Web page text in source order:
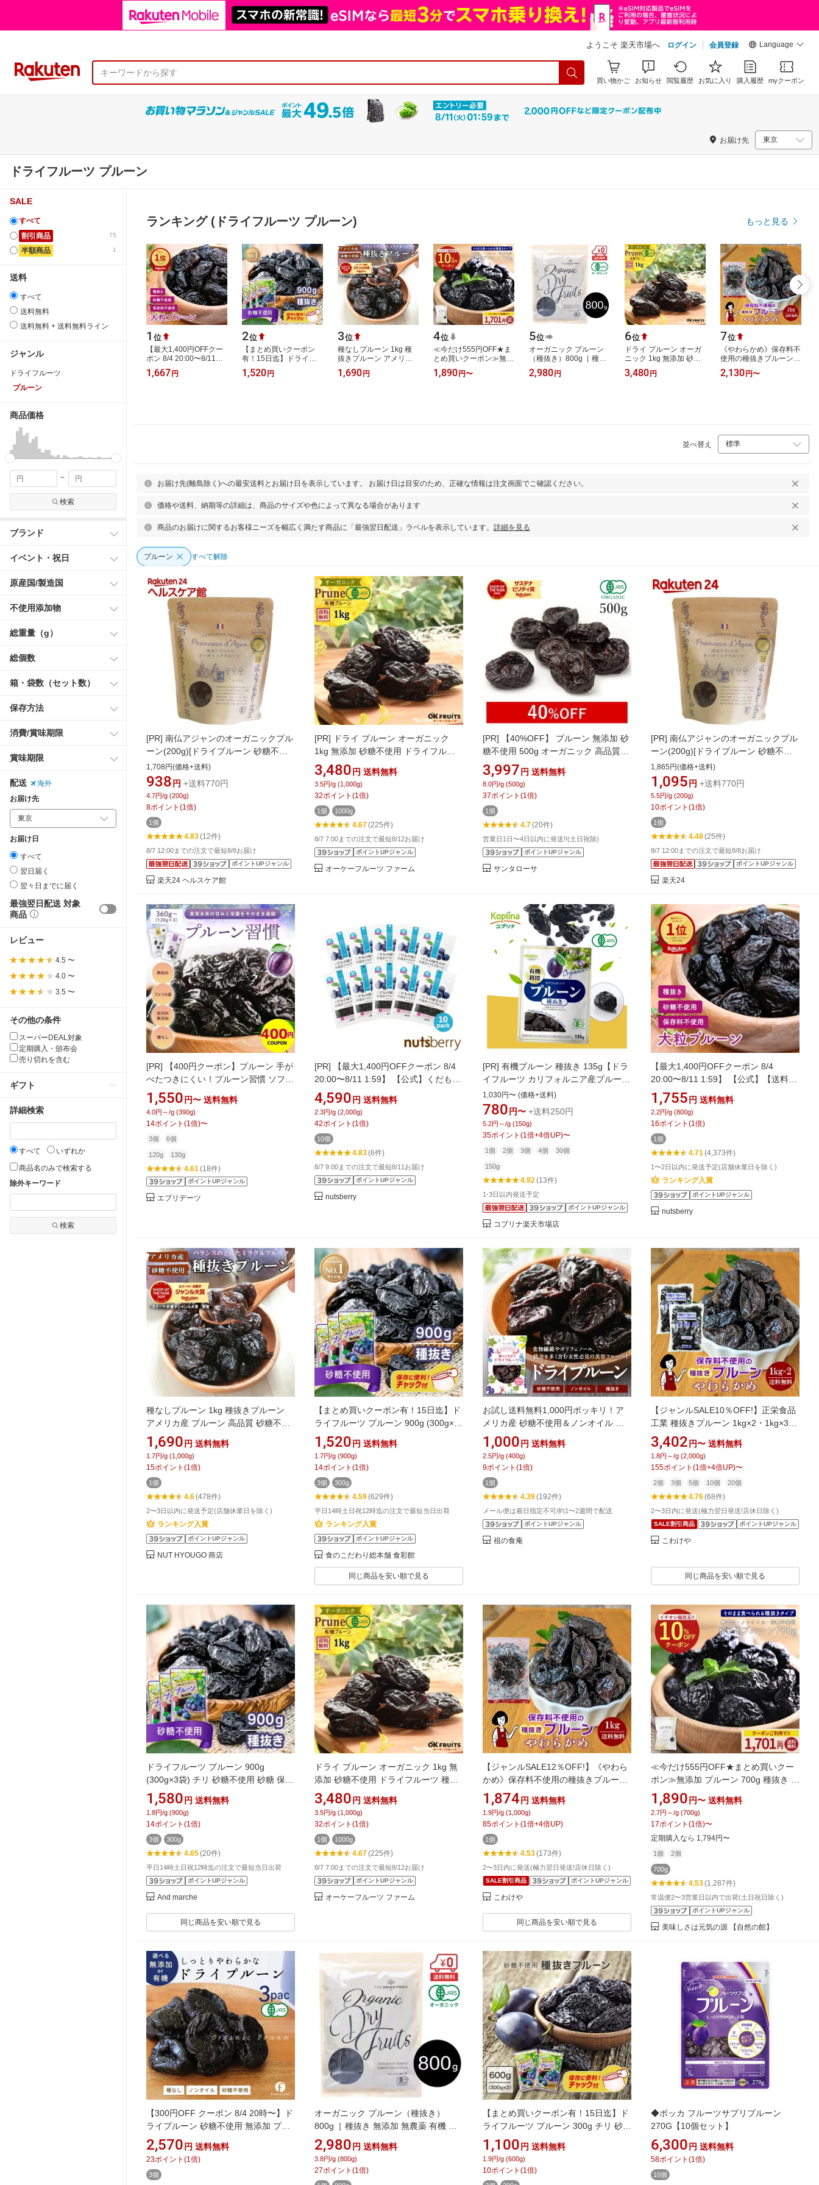
ようこそ 楽天市場へ ログイン 会員登録 Language
買い物かご お知らせ 閲覧履歴 お気に入り 購入履歴 myクーポン
お届け先
ドライフルーツ プルーン
SALE
すべて
75
割引商品
1
半額商品
送料
すべて
送料無料
送料無料 + 送料無料ライン
ジャンル
ドライフルーツ
プルーン
商品価格
~
検索
ブランド
イベント・祝日
原産国/製造国
不使用添加物
総重量（g）
総個数
箱・袋数（セット数）
保存方法
消費/賞味期限
賞味期限
配送
海外
お届け先
お届け日
すべて
翌日届く
翌々日までに届く
最強翌日配送 対象
商品
レビュー
4.5 〜
4.0 〜
3.5 〜
その他の条件
スーパーDEAL対象
定期購入・頒布会
売り切れを含む
ギフト
詳細検索
すべて
いずれか
商品名のみで検索する
除外キーワード
検索
ランキング (ドライフルーツ プルーン) もっと見る
1 位
【最大1,400円OFFクー
ポン 8/4 20:00〜8/11
1:59】 【公式】【送料
無料】 種抜き 大粒プル
1,667 円
2位
【まとめ買いクーポン
有！15日迄】ドライフ
ルーツ プルーン 900g
(300g×3袋) チリ 砂糖不
1,520 円
3位
種なしプルーン 1kg 種
抜きプルーン アメリカ
産 プルーン 高品質 砂糖
不使用 プレミアムアメ
1,690 円
4位
≪今だけ555円OFF★ま
とめ買いクーポン≫無添
加 プルーン 700g 種抜き
チャック付き袋 送料無
1,890 円〜
5位
オーガニック プルーン
（種抜き）800g［ 種抜
き 無添加 無農薬 有機 ド
ライフルーツ ドライプ
2,980 円
6位
ドライ プルーン オーガ
ニック 1kg 無添加 砂糖
不使用 ドライフルーツ
種抜き 無添加 砂糖不使
3,480 円
7位
《やわらかめ》保存料不
使用の種抜きプルーン
1kg・1kg×4／チャック
付袋 ソルビン酸K無添加
2,130 円〜
並べ替え
お届け先(離島除く)への最安送料とお届け日を表示しています。 お届け日は目安のため、正確な情報は注文画面でご確認ください。
価格や送料、納期等の詳細は、商品のサイズや色によって異なる場合があります
商品のお届けに関するお客様ニーズを幅広く満たす商品に「最強翌日配送」ラベルを表示しています。 詳細を見る
プルーン すべて解除
[PR] 南仏アジャンのオーガニックプル
ーン(200g)[ドライプルーン 砂糖不使
用]
1,708円(価格+送料)
938 円 +送料770円
4.7円/g (200g)
8ポイント (1倍)
1個
4.83(12件)
8/7 12:00までの注文で最短8/8お届け
ポイントUPジャンル
楽天24 ヘルスケア館
[PR]
ドライ プルーン オーガニック
1kg 無添加 砂糖不使用 ドライフルー
ツ 種抜き 無添加 砂糖不使用 送料無料
ノンオイル 種無し 有機プルーン ドラ
イフルーツ 食物繊維 製菓 製パン 材料
おやつ 新鮮 オーケーフルーツ
3,480 円 送料無料
3.5円/g (1,000g)
32ポイント (1倍)
1個 1000g
4.67(225件)
8/7 7:00までの注文で最短8/12お届け
ポイントUPジャンル
オーケーフルーツ ファーム
[PR]
【40%OFF】 プルーン 無添加 砂
糖不使用 500g オーガニック 高品質
(酸化防止剤不使用 香料不使用 防腐剤
不使用 着色料不使用 無漂白 ノンオイ
ル) 有機JASドライプルーン ドライフ
ルーツ ドライプラム 種抜き ヴィーガ
ン 非常食 保存食 防災食 大容量
3,997 円 送料無料
8.0円/g (500g)
37ポイント (1倍)
1個
4.7(20件)
営業日1日〜4日以内に発送!!(土日祝除)
ポイントUPジャンル
サンタローサ
[PR] 南仏アジャンのオーガニックプル
ーン(200g)[ドライプルーン 砂糖不使
用]
1,865円(価格+送料)
1,095 円 +送料770円
5.5円/g (200g)
10ポイント (1倍)
1個
4.48(25件)
8/7 12:00までの注文で最短8/8お届け
ポイントUPジャンル
楽天24
[PR]
【400円クーポン】プルーン 手が
べたつきにくい！プルーン習慣 ソフト
タイプ 120g ハードタイプ 130g 無加
水 硬め《 ドライフルーツ 種抜き カリ
フォルニア産 砂糖不使用 鉄分補給 無
添加 無着色 保存料不使用 食物繊維 》
1,550 円〜 送料無料
4.0円～/g (390g)
14ポイント (1倍)〜
3個 6個
120g 130g
4.61(18件)
ポイントUPジャンル
エブリデーツ
[PR]
【最大1,400円OFFクーポン 8/4
20:00〜8/11 1:59】 【公式】くだもの
屋さんの種抜きソフトプルーン 200g
× 10袋 保存料・砂糖不使用 アメリカ
産 カリフォルニア産 ドライフルーツ
プルーン 種抜き 大粒 nutsberry ナッツ
ベリー
4,590 円 送料無料
2.3円/g (2,000g)
42ポイント (1倍)
10個
4.83(6件)
8/7 9:00までの注文で最短8/11お届け
ポイントUPジャンル
nutsberry
[PR] 有機プルーン 種抜き 135g【ドラ
イフルーツ カリフォルニア産プルーン
砂糖・保存料不使用 食物繊維 ビタミ
ンA 鉄 カルシウム オーガニック JAS
健康食品 ストック 備え コプリナ】
1,030円〜 (価格+送料)
780 円〜 +送料250円
5.2円～/g (150g)
35ポイント (1倍+4倍UP)〜
1個 2個 3個 4個 30個
150g
4.92(13件)
1-3日以内発送予定
ポイントUPジャンル
コプリナ楽天市場店
【最大1,400円OFFクーポン 8/4
20:00〜8/11 1:59】 【公式】【送料無
料】 種抜き 大粒プルーン 800g ドライ
フルーツ アメリカ産 保存料不使用 砂
糖不使用 業務用 チャック付き 国内製
造 保存料無添加 オイルコートなし ヨ
ーグルト 鉄分
1,755 円 送料無料
2.2円/g (800g)
16ポイント (1倍)
1個
4.71(4,373件)
1〜2日以内に発送予定(店舗休業日を除く)
ランキング入賞
ポイントUPジャンル
nutsberry
種なしプルーン 1kg 種抜きプルーン
アメリカ産 プルーン 高品質 砂糖不使
用 プレミアムアメリカ産プルーン使
用 大人気！ドライフルーツ ミラクル
フルーツ おやつ 健康【送料無料】
1,690 円 送料無料
1.7円/g (1,000g)
15ポイント (1倍)
1個
4.6(478件)
2〜3日以内に発送予定(店舗休業日を除く)
ランキング入賞
ポイントUPジャンル
NUT HYOUGO 商店
【まとめ買いクーポン有！15日迄】ド
ライフルーツ プルーン 900g (300g×3
袋) チリ 砂糖不使用 砂糖 保存料 不使
用 無添加 種抜き 種なし 食べやすい 種
抜きプルーン 大容量 まとめ買い 業務
用 ヨーグルト シリアル トッピング 朝
食 おやつ 間食 * 【メール便】
1,520 円 送料無料
1.7円/g (900g)
14ポイント (1倍)
3個 300g
4.59(629件)
平日14時土日祝12時迄の注文で最短当日出荷
ランキング入賞
ポイントUPジャンル
食のこだわり総本舗 食彩館
同じ商品を安い順で見る
お試し送料無料1,000円ポッキリ！ア
メリカ産 砂糖不使用＆ノンオイル 種
なしドライプルーン400g ドライフル
ーツ よりどりまとめ買いクーポン対象
商品！【受賞記念セール】
1,000 円 送料無料
2.5円/g (400g)
9ポイント (1倍)
1個
4.39(192件)
メール便は着日指定不可/約1〜2週間で配送
ポイントUPジャンル
祖の食庵
【ジャンルSALE10％OFF!】正栄食品
工業 種抜きプルーン 1kg×2・1kg×3・
1kg×5・1kg×10・1kg×20
3,402 円〜 送料無料
1.8円～/g (2,000g)
155ポイント (1倍+4倍UP)〜
2個 3個 5個 10個 20個
4.76(68件)
2〜3日内に発送(極力翌日発送!店休日除く)
SALE割引商品 ポイントUPジャンル
こわけや
同じ商品を安い順で見る
ドライフルーツ プルーン 900g
(300g×3袋) チリ 砂糖不使用 砂糖 保存
料 不使用 無添加 種抜き 種なし 食べや
すい 種抜きプルーン 大容量 まとめ買
い 業務用 ヨーグルト トッピング 朝食
おやつ デザート * 【メール便】
1,580 円 送料無料
1.8円/g (900g)
14ポイント (1倍)
3個 300g
4.65(20件)
平日14時土日祝12時迄の注文で最短当日出荷
ポイントUPジャンル
And marche
同じ商品を安い順で見る
ドライ プルーン オーガニック 1kg 無
添加 砂糖不使用 ドライフルーツ 種抜
き 無添加 砂糖不使用 送料無料 ノンオ
イル 種無し 有機プルーン ドライフル
ーツ 食物繊維 製菓 製パン 材料 おやつ
新鮮 オーケーフルーツ
3,480 円 送料無料
3.5円/g (1,000g)
32ポイント (1倍)
1個 1000g
4.67(225件)
8/7 7:00までの注文で最短8/12お届け
ポイントUPジャンル
オーケーフルーツ ファーム
【ジャンルSALE12％OFF!】《やわら
かめ》保存料不使用の種抜きプルーン
1kg／チャック付袋 ソルビン酸K無添
加 送料無料 砂糖不使用 植物油脂不使
用 カリフォルニア 高品質 ドライプル
ーン 肉厚 こわけや
1,874 円 送料無料
1.9円/g (1,000g)
85ポイント (1倍+4倍UP)
1個
4.53(173件)
2〜3日内に発送(極力翌日発送!店休日除く)
SALE割引商品 ポイントUPジャンル
こわけや
同じ商品を安い順で見る
≪今だけ555円OFF★まとめ買いクー
ポン≫無添加 プルーン 700g 種抜き チ
ャック付き袋 送料無料 ドライフルー
ツ サンスウィート ドライプルーン 砂
糖不使用 ノンオイル 食物繊維 アメリ
カ産 ポリフェノール 栄養豊富 製菓 製
パン 材料 非常食 訳あり 簡易包装
1,890 円〜 送料無料
2.7円～/g (700g)
17ポイント (1倍)〜
定期購入なら 1,794円〜
1個 2個
700g
4.53(1,287件)
常温便2〜3営業日以内で出荷(土日祝日除く)
ポイントUPジャンル
美味しさは元気の源 【自然の館】
【300円OFF クーポン 8/4 20時〜】ド
ライプルーン 砂糖不使用 無添加 プル
ーン 送料無料 鉄分 食物繊維 やわらか
ドライフルーツ ヨーグルト トッピン
グ 腸活 非常食 3袋
2,570 円 送料無料
23ポイント (1倍)
3個
オーガニック プルーン（種抜き）
800g［ 種抜き 無添加 無農薬 有機 ド
ライフルーツ ドライプルーン 砂糖不
使用 ノンオイル 食物繊維 ポリフェノ
ール 鉄分 栄養豊富 ブルガリア産 製菓
製パン 材料 非常食 ］
2,980 円 送料無料
3.8円/g (800g)
27ポイント (1倍)
【まとめ買いクーポン有！15日迄】ド
ライフルーツ プルーン 300g チリ 砂糖
不使用 砂糖 保存料 不使用 無添加 種抜
き 種なし 食べやすい 種抜きプルーン
ヨーグルト シリアル トッピング 朝食
おやつ 間食 スイーツ デザート お菓子
1,100 円 送料無料
1.9円/g (600g)
10ポイント (1倍)
◆ポッカ フルーツサプリプルーン
270G【10個セット】
6,300 円 送料無料
58ポイント (1倍)
10個